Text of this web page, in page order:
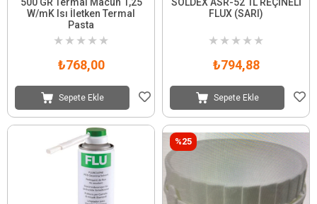
W/mK Isı İletken Termal
Pasta
★ ★ ★ ★ ★
₺768,00
Sepete Ekle
FLUX (SARI)
★ ★ ★ ★ ★
₺794,88
Sepete Ekle
%25